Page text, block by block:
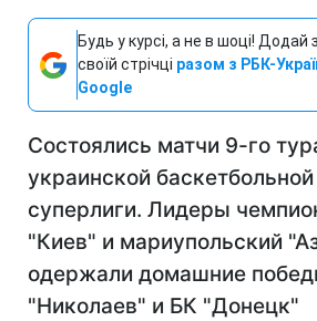
Будь у курсі, а не в шоці! Додай
своїй стрічці разом з РБК-
Google
Состоялись матчи 9-го
украинской баскетбольной
суперлиги. Лидеры
"Киев" и мариупольский
одержали домашние
"Николаев" и БК "Донецк"